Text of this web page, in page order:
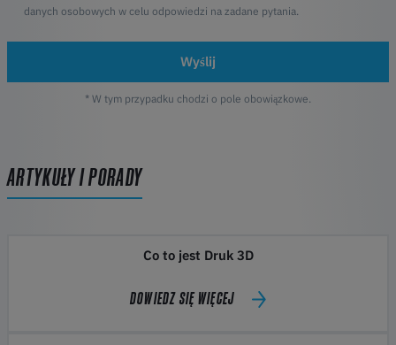
danych osobowych w celu odpowiedzi na zadane pytania.
Wyślij
* W tym przypadku chodzi o pole obowiązkowe.
ARTYKUŁY I PORADY
Co to jest Druk 3D
DOWIEDZ SIĘ WIĘCEJ